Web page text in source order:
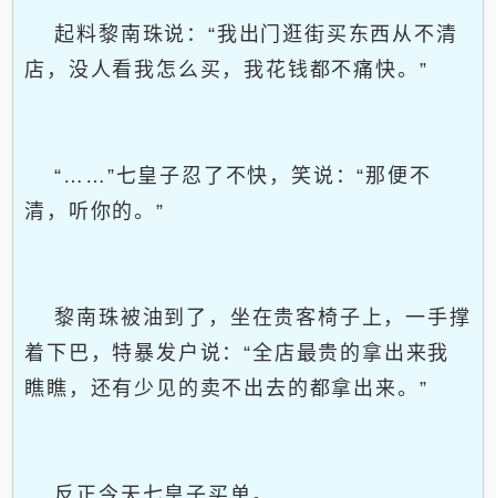
起料黎南珠说：“我出门逛街买东西从不清
店，没人看我怎么买，我花钱都不痛快。”
“……”七皇子忍了不快，笑说：“那便不
清，听你的。”
黎南珠被油到了，坐在贵客椅子上，一手撑
着下巴，特暴发户说：“全店最贵的拿出来我
瞧瞧，还有少见的卖不出去的都拿出来。”